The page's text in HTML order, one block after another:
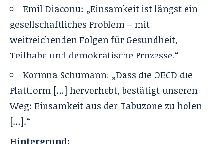
Emil Diaconu: „Einsamkeit ist längst ein
gesellschaftliches Problem – mit
weitreichenden Folgen für Gesundheit,
Teilhabe und demokratische Prozesse.“
Korinna Schumann: „Dass die OECD die
Plattform […] hervorhebt, bestätigt unseren
Weg: Einsamkeit aus der Tabuzone zu holen
[…].“
Hintergrund: